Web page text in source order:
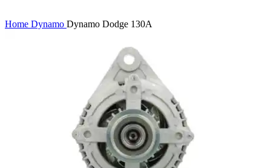
Home Dynamo Dynamo Dodge 130A